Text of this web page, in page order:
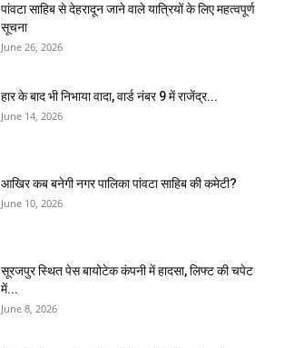
पांवटा साहिब से देहरादून जाने वाले यात्रियों के लिए महत्वपूर्ण
सूचना
June 26, 2026
हार के बाद भी निभाया वादा, वार्ड नंबर 9 में राजेंद्र...
June 14, 2026
आखिर कब बनेगी नगर पालिका पांवटा साहिब की कमेटी?
June 10, 2026
सूरजपुर स्थित पेस बायोटेक कंपनी में हादसा, लिफ्ट की चपेट
में...
June 8, 2026